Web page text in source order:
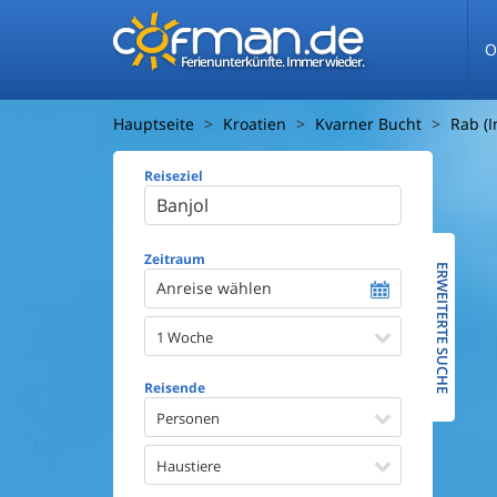
Ferienunterkünfte. Immer wieder.
Hauptseite Kroatien Kvarner Bucht Rab
Reiseziel
Zeitraum
Anreise wählen
1 Woche
Reisende
Personen
Haustiere
Ausstattung
Whirlpool
ERWEITERTE SUCHE